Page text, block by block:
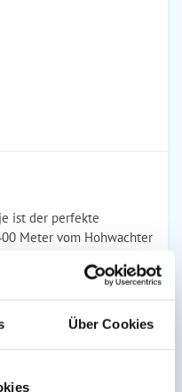
Über Cookies
ist der perfekte
Meter vom Hohwachter
Urlaub.
Wohnung Koje im Haus
Strand entfernt
für erholsame Tage. In
Supermarkt sowie eine